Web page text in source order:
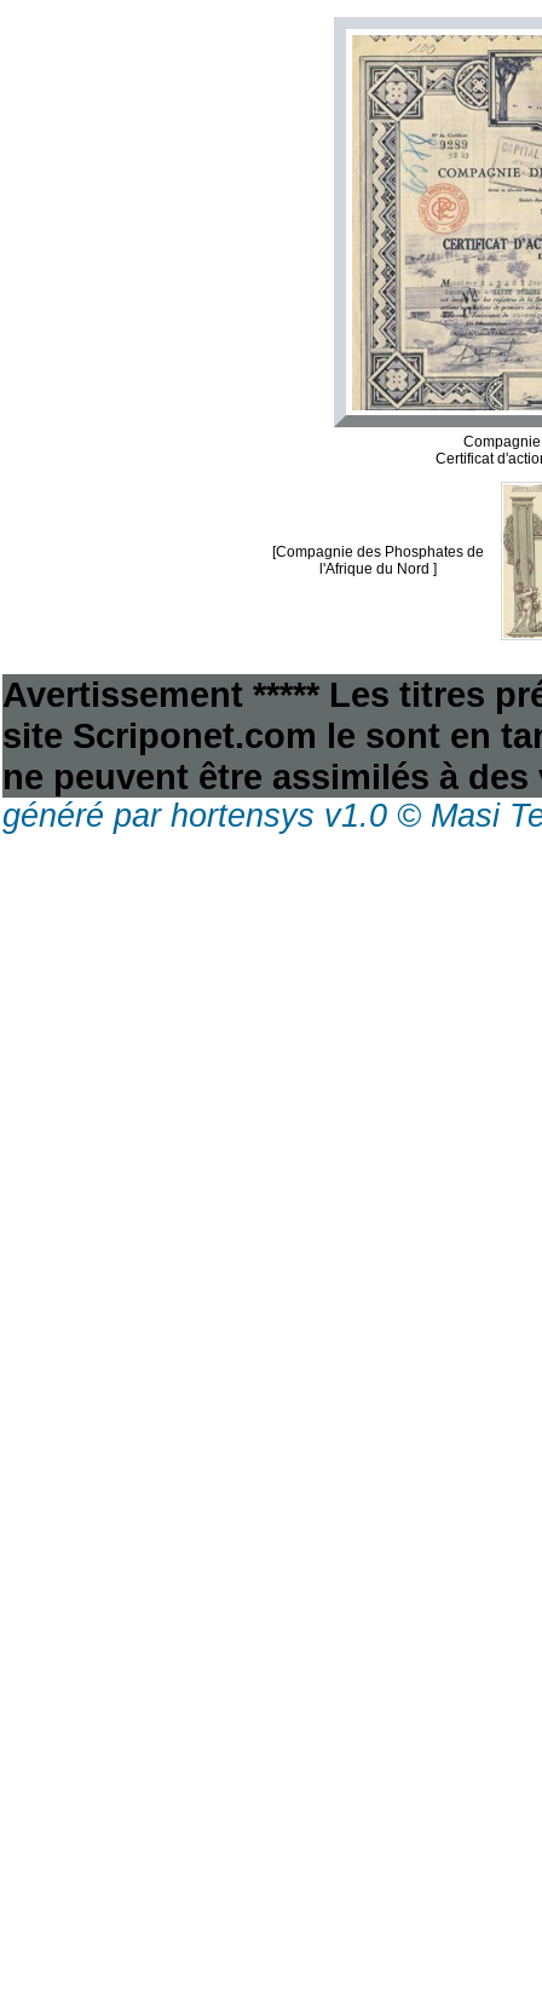
Certificat
[Compagnie des Phosphates de
l'Afrique du Nord ]
Avertissement ***** Les titres
site Scriponet.com le sont en
ne peuvent être assimilés à
généré par hortensys v1.0 © Masi